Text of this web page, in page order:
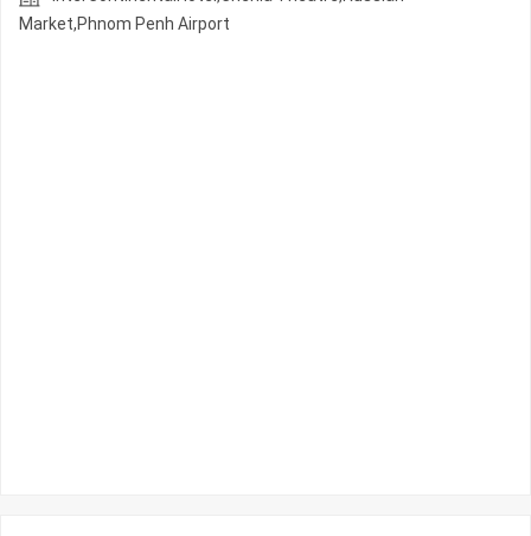
Market,Phnom Penh Airport